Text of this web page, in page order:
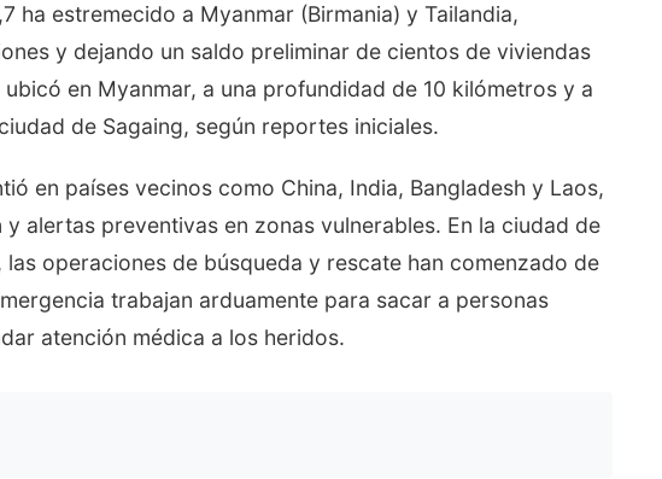
ha estremecido a Myanmar (Birmania) y Tailandia,
y dejando un saldo preliminar de cientos de viviendas
en Myanmar, a una profundidad de 10 kilómetros y a
de Sagaing, según reportes iniciales.
en países vecinos como China, India, Bangladesh y Laos,
alertas preventivas en zonas vulnerables. En la ciudad de
operaciones de búsqueda y rescate han comenzado de
trabajan arduamente para sacar a personas
atención médica a los heridos.